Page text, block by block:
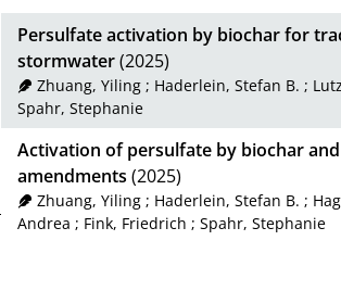
Persulfate activation by biochar for
stormwater(2025)
Zhuang, Yiling ; Haderlein, Stefan B. ;
Spahr, Stephanie
Activation of persulfate by biochar
amendments (2025)
Zhuang, Yiling ; Haderlein, Stefan B. ;
Andrea ; Fink, Friedrich ; Spahr, Stephanie